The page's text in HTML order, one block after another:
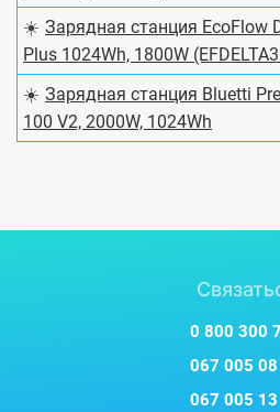
☀️ Зарядная станция EcoFlow
Plus 1024Wh, 1800W
☀️ Зарядная станция Bluetti
100 V2, 2000W, 1024Wh
0 800 300
067 005
067 005